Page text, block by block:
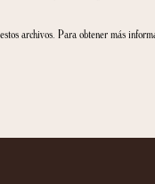
responsabilidad al
de registro o
fuente, por lo que
de fuentes ajenas a la
cuanto al tratamiento de